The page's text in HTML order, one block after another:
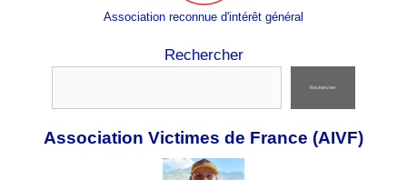
Association reconnue d'intérêt général
Rechercher
Rechercher
Association Victimes de France (AIVF)